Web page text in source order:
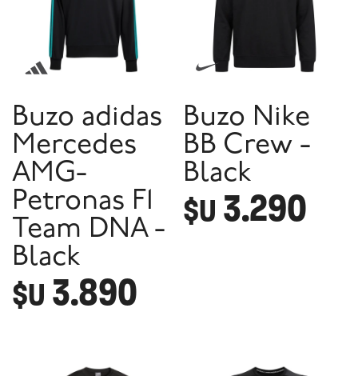
Buzo adidas
Mercedes
AMG-
Petronas F1
Team DNA -
Black
$U 3.890
Buzo Nike
BB Crew -
Black
$U 3.290